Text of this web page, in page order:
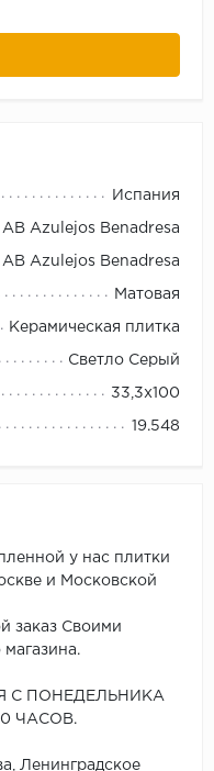
Испания
AB Azulejos Benadresa
AB Azulejos Benadresa
Матовая
Керамическая плитка
Светло Серый
33,3x100
19.548
у нас плитки
и Московской
заказ Своими
С ПОНЕДЕЛЬНИКА
ЧАСОВ.
Ленинградское